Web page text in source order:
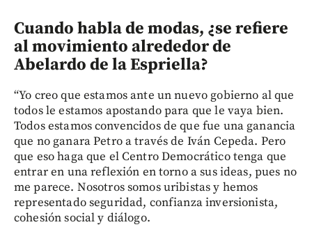
Cuando habla de modas, ¿se refiere
al movimiento alrededor de
Abelardo de la Espriella?
“Yo creo que estamos ante un nuevo gobierno al que
todos le estamos apostando para que le vaya bien.
Todos estamos convencidos de que fue una ganancia
que no ganara Petro a través de Iván Cepeda. Pero
que eso haga que el Centro Democrático tenga que
entrar en una reflexión en torno a sus ideas, pues no
me parece. Nosotros somos uribistas y hemos
representado seguridad, confianza inversionista,
cohesión social y diálogo.